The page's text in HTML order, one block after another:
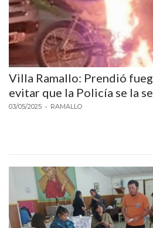
Villa Ramallo: Prendió
evitar que la Policía se la
03/05/2025 • RAMALLO